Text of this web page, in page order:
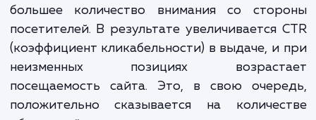
покупки, то наверняка вводили запрос в
или Яндекс и быстро просматривали
результатов, выданные системой, не так
Заголовки, содержащие ваш запрос
выделенные жирным шрифтом), а также